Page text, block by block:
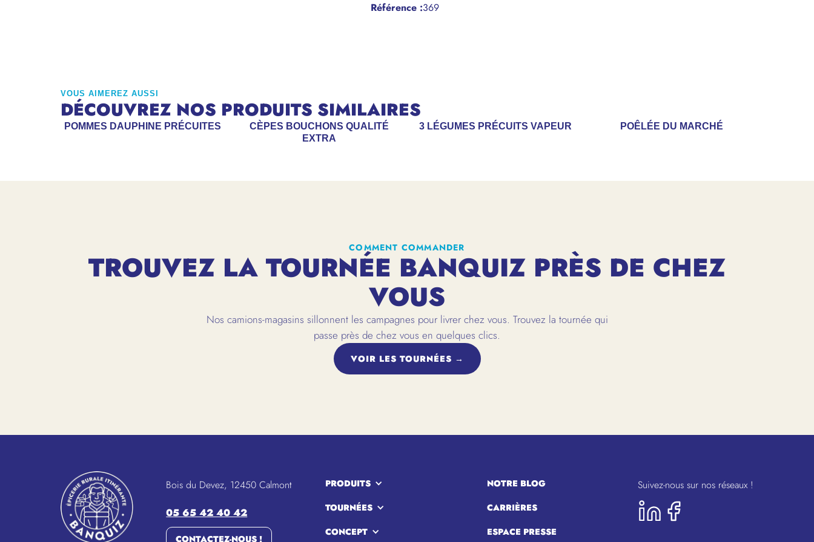
Référence :369
VOUS AIMEREZ AUSSI
DÉCOUVREZ NOS PRODUITS SIMILAIRES
CÈPES BOUCHONS QUALITÉ
EXTRA
3 LÉGUMES PRÉCUITS VAPEUR POÊLÉE DU MARCHÉ
POMMES DAUPHINE PRÉCUITES
COMMENT COMMANDER
TROUVEZ LA TOURNÉE BANQUIZ PRÈS DE CHEZ
VOUS
Nos camions-magasins sillonnent les campagnes pour livrer chez vous. Trouvez la tournée qui
passe près de chez vous en quelques clics.
VOIR LES TOURNÉES →
Bois du Devez, 12450 Calmont
05 65 42 40 42
CONTACTEZ-NOUS !
PRODUITS
TOURNÉES
CONCEPT
NOTRE BLOG
CARRIÈRES
ESPACE PRESSE
Suivez-nous sur nos réseaux !